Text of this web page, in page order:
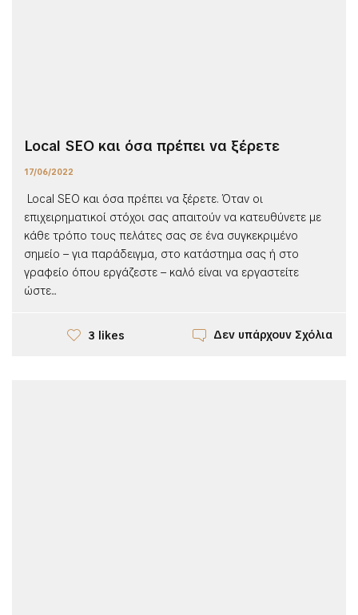
Local SEO και όσα πρέπει να ξέρετε
17/06/2022
Local SEO και όσα πρέπει να ξέρετε. Όταν οι
επιχειρηματικοί στόχοι σας απαιτούν να κατευθύνετε με
κάθε τρόπο τους πελάτες σας σε ένα συγκεκριμένο
σημείο – για παράδειγμα, στο κατάστημα σας ή στο
γραφείο όπου εργάζεστε – καλό είναι να εργαστείτε
ώστε...
3 likes Δεν υπάρχουν Σχόλια